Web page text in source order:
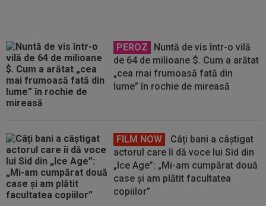
PEROZ
Nuntă de vis într-o vilă
de 64 de milioane $. Cum a arătat
„cea mai frumoasă fată din
lume” în rochie de mireasă
FILM NOW
Câți bani a câștigat
actorul care îi dă voce lui Sid din
„Ice Age”: „Mi-am cumpărat două
case și am plătit facultatea
copiilor”